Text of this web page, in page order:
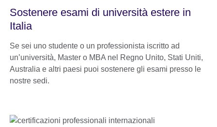
Sostenere esami di università estere in
Italia
Se sei uno studente o un professionista iscritto ad
un’università, Master o MBA nel Regno Unito, Stati Uniti,
Australia e altri paesi puoi sostenere gli esami presso le
nostre sedi.